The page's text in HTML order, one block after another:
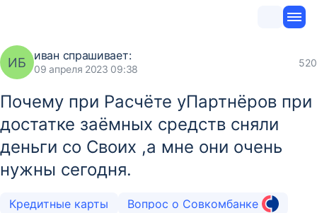
ИБ иван спрашивает:
09 апреля 2023 09:38
520
Почему при Расчёте уПартнёров при
достатке заёмных средств сняли
деньги со Своих ,а мне они очень
нужны сегодня.
Кредитные карты Вопрос о Совкомбанке